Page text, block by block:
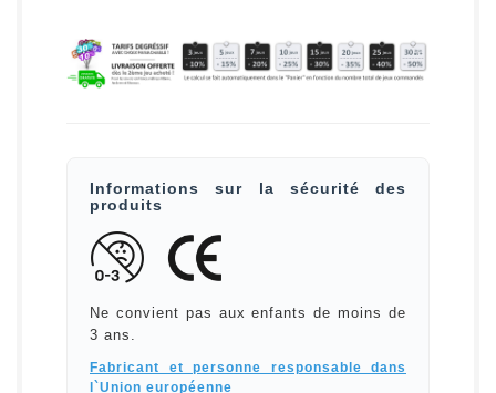
Informations sur la sécurité des
produits
Ne convient pas aux enfants de moins de
3 ans.
Fabricant et personne responsable dans
l`Union européenne